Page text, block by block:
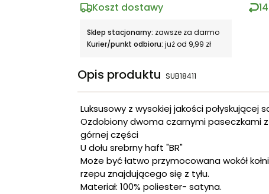
Koszt dostawy
Sklep stacjonarny: zawsze za darmo
Kurier/punkt odbioru: już od 9,99 zł
Opis produktu SUB18411
Luksusowy z wysokiej jakości połyskującej
Ozdobiony dwoma czarnymi paseczkami
górnej części
U dołu srebrny haft "BR"
Może być łatwo przymocowana wokół
rzepu znajdującego się z tyłu.
Materiał: 100% poliester- satyna.